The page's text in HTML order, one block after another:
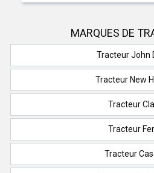
MARQUES DE
Tracteur John
Tracteur New
Tracteur
Tracteur
Tracteur